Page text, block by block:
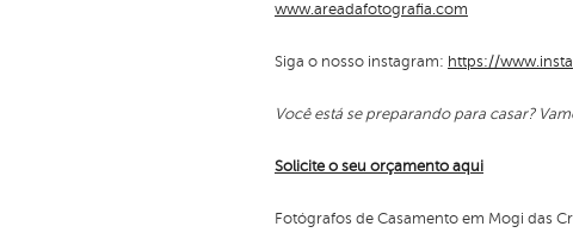
www.areadafotografia.com
Siga o nosso instagram: https://
Você está se preparando para casar?
Solicite o seu orçamento aqui
Fotógrafos de Casamento em Mogi das